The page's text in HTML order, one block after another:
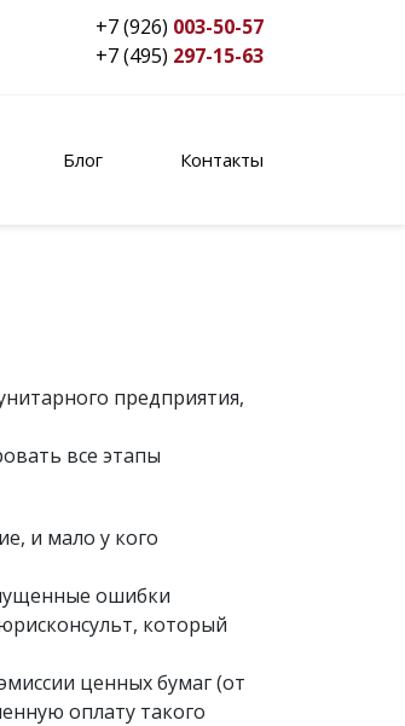
+7 (926) 003-50-57
+7 (495) 297-15-63
Блог Контакты
предприятия,
все этапы
и мало у кого
ошибки
который
ценных бумаг (от
оплату такого